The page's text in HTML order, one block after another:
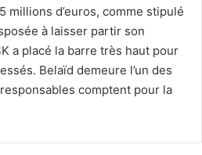
millions d’euros, comme stipulé
à laisser partir son
a placé la barre très haut pour
Belaïd demeure l’un des
comptent pour la